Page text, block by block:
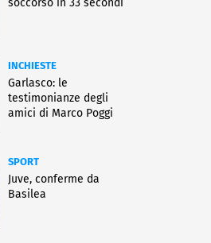
INCHIESTE
Garlasco: le
testimonianze degli
amici di Marco Poggi
SPORT
Juve, conferme da
Basilea